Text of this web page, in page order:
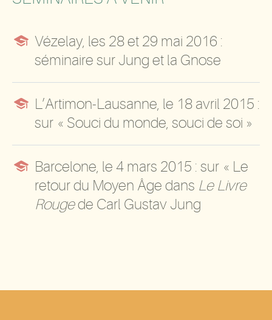
 Vézelay, les 28 et 29 mai 2016 :
séminaire sur Jung et la Gnose
 L’Artimon-Lausanne, le 18 avril 2015 :
sur « Souci du monde, souci de soi »
 Barcelone, le 4 mars 2015 : sur « Le
retour du Moyen Âge dans Le Livre
Rougede Carl Gustav Jung